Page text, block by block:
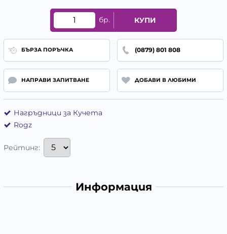
бр. КУПИ
БЪРЗА ПОРЪЧКА (0879) 801 808
НАПРАВИ ЗАПИТВАНЕ ДОБАВИ В ЛЮБИМИ
Нагръдници за Кучета
Rogz
Рейтинг:
Информация